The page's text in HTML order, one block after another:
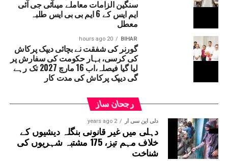
کورٹ نے بہار حکومت سے یہ واضح کرنے کو کہا تھا کہ ’’دیپک
پرکاش کسی ایوان کے رکن نہ ہونے کے باوجود وزیر کے عہدے
پر کیسے فائز ہیں۔‘‘ دراصل آئین کے مطابق اگر کوئی شخص
وزیر بنتا ہے تو 6 مہینے کے اندر اس کا اسمبلی یا
قانون ساز کونسل کا رکن بننا لازمی ہے۔ ایسا نہ
ہونے پر متعلقہ شخص کو وزارتی عہدہ چھوڑنا پڑ
سنگین الزامات معاملے میںآئی جی آئی
ایم ایس کے 6 ایم بی بی ایس طلبہ
معطل
BIHAR
20 hours ago
گورنر کی شفقت نے بچائی دیپک پرکاش
کی کرسی، بہار حکومت کی سفارش پر
لیا گیا فیصلہ،اب 16 مارچ 2027 تک رہے
گی دیپک پرکاش کی مدت کار
رجحان ساز
دلی این سی آر 2 years ago
دہلی میں غیر قانونی بنگلہ دیشیوں کے
خلاف مہم تیز، 175 مشتبہ شہریوں کی
شناخت